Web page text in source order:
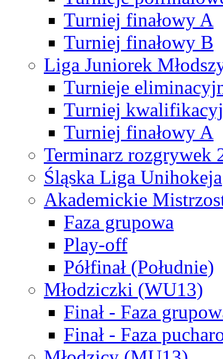
Turniej finałowy A
Turniej finałowy B
Liga Juniorek
Turnieje
Turniej
Turniej finałowy A
Terminarz rozgrywek
Śląska Liga Unihokeja
Akademickie
Faza grupowa
Play-off
Półfinał (Południe)
Młodziczki (WU13)
Finał - Faza
Finał - Faza